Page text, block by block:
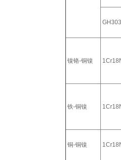
镍铬-铜镍
铁-铜镍
铜-铜镍